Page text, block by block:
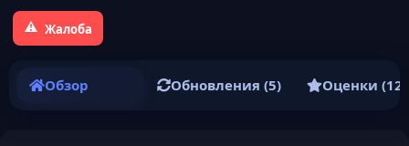
Жалоба
Обзор Обновления (5) Оценки (12)